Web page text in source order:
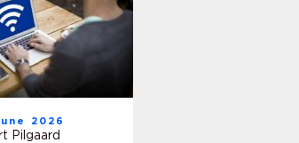
2026
Pilgaard